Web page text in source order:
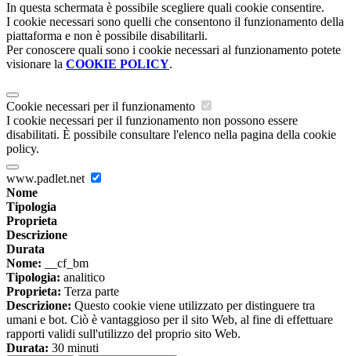
In questa schermata è possibile scegliere quali cookie consentire.
I cookie necessari sono quelli che consentono il funzionamento della
piattaforma e non è possibile disabilitarli.
Per conoscere quali sono i cookie necessari al funzionamento potete
visionare la COOKIE POLICY.
Cookie necessari per il funzionamento
I cookie necessari per il funzionamento non possono essere
disabilitati. È possibile consultare l'elenco nella pagina della cookie
policy.
www.padlet.net
Nome
Tipologia
Proprieta
Descrizione
Durata
Nome: __cf_bm
Tipologia: analitico
Proprieta: Terza parte
Descrizione: Questo cookie viene utilizzato per distinguere tra
umani e bot. Ciò è vantaggioso per il sito Web, al fine di effettuare
rapporti validi sull'utilizzo del proprio sito Web.
Durata: 30 minuti